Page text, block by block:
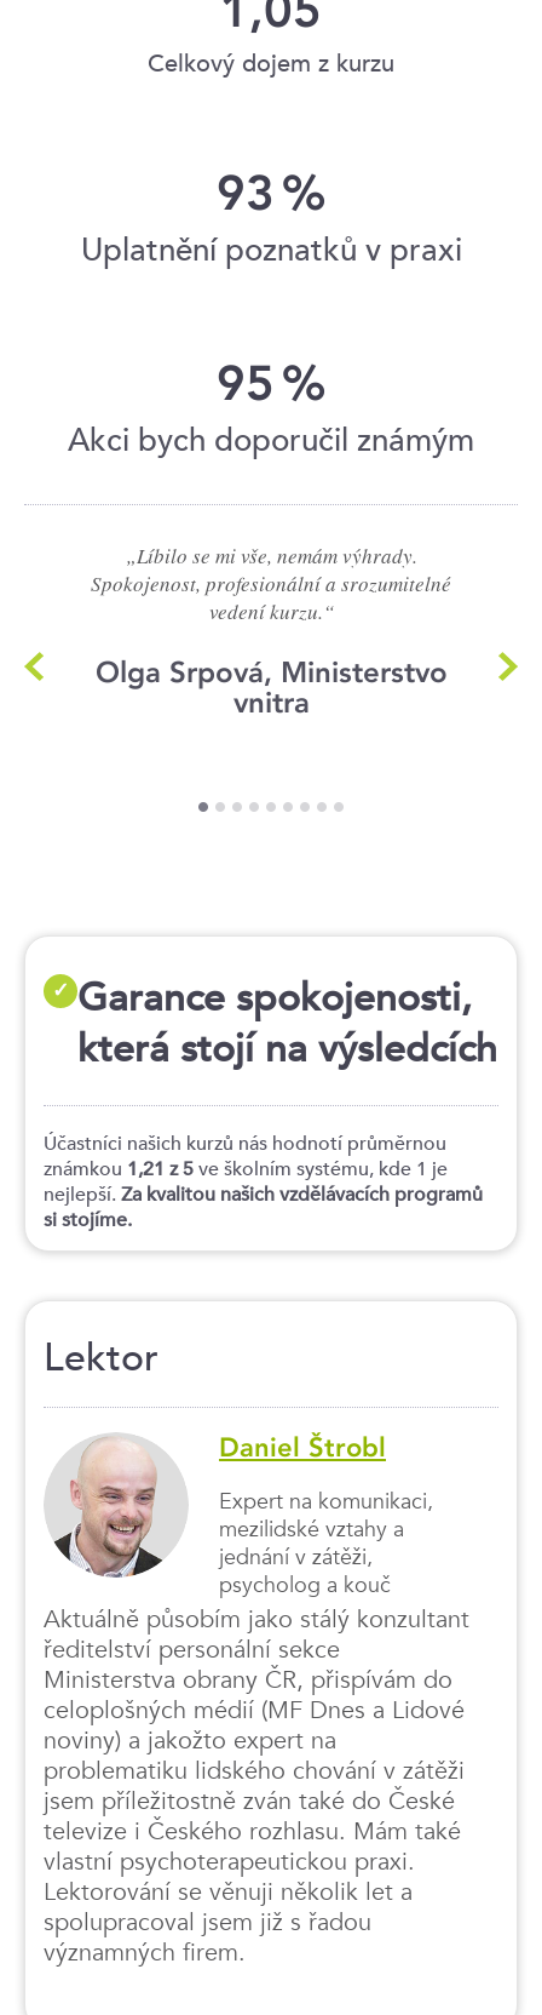
Celkový dojem z kurzu
93 %
Uplatnění poznatků v praxi
95%
Akci bych doporučil známým
„Líbilo se mi vše, nemám výhrady.
Spokojenost, profesionální a srozumitelné
vedení kurzu.“
Olga Srpová, Ministerstvo
vnitra
✓ Garance spokojenosti,
která stojí na výsledcích
Účastníci našich kurzů nás hodnotí průměrnou
známkou 1,21 z 5ve školním systému, kde 1 je
nejlepší. Za kvalitou našich vzdělávacích programů
si stojíme.
Lektor
Daniel Štrobl
Expert na komunikaci,
mezilidské vztahy a
jednání v zátěži,
psycholog a kouč
Aktuálně působím jako stálý konzultant
ředitelství personální sekce
Ministerstva obrany ČR, přispívám do
celoplošných médií (MF Dnes a Lidové
noviny) a jakožto expert na
problematiku lidského chování v zátěži
jsem příležitostně zván také do České
televize i Českého rozhlasu. Mám také
vlastní psychoterapeutickou praxi.
Lektorování se věnuji několik let a
spolupracoval jsem již s řadou
významných firem.